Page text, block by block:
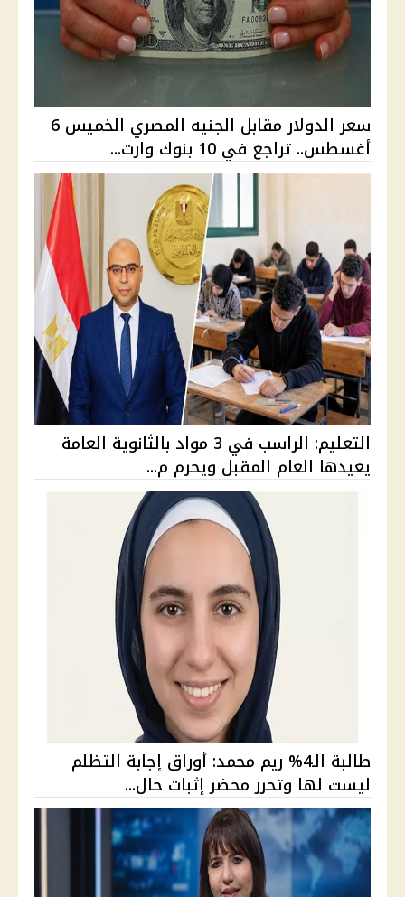
سعر الدولار مقابل الجنيه المصري الخميس 6
أغسطس.. تراجع في 10 بنوك وارت...
التعليم: الراسب في 3 مواد بالثانوية العامة
يعيدها العام المقبل ويحرم م...
طالبة الـ4% ريم محمد: أوراق إجابة التظلم
ليست لها وتحرر محضر إثبات حال...